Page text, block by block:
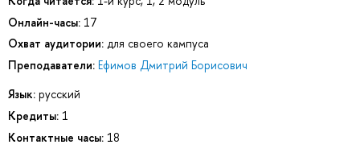
Онлайн-часы: 17
Охват аудитории: для своего кампуса
Преподаватели: Ефимов Дмитрий Борисович
Язык: русский
Кредиты: 1
Контактные часы: 18